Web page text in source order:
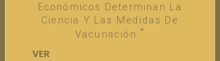
Económicos Determinan La
Ciencia Y Las Medidas De
Vacunación.
VER